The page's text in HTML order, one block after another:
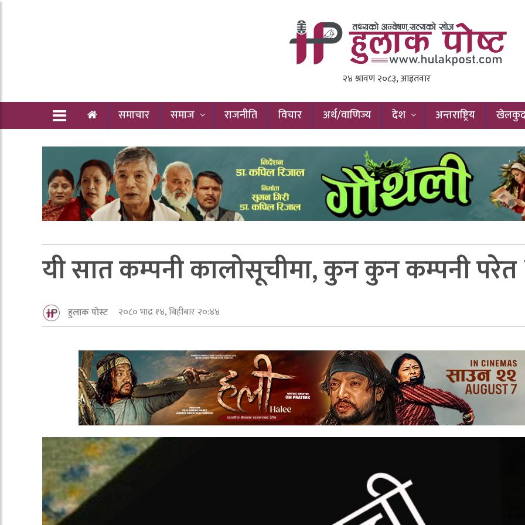
समाचार समाज राजनीति विचार अर्थ/वाणिज्य देश अन्तराष्ट्रिय
यी सात कम्पनी कालोसूचीमा, कुन कुन कम्पनी परेत
हुलाक पोस्ट २०८० भाद्र १४, बिहीबार २०:४४